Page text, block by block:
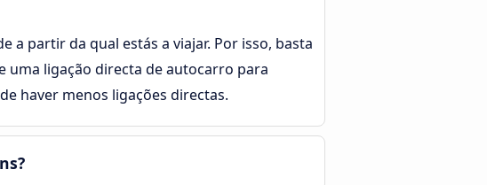
a partir da qual estás a viajar. Por isso, basta
uma ligação directa de autocarro para
haver menos ligações directas.